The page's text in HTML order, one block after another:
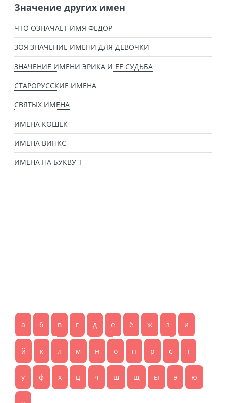
Значение других имен
ЧТО ОЗНАЧАЕТ ИМЯ ФЁДОР
ЗОЯ ЗНАЧЕНИЕ ИМЕНИ ДЛЯ ДЕВОЧКИ
ЗНАЧЕНИЕ ИМЕНИ ЭРИКА И ЕЕ СУДЬБА
СТАРОРУССКИЕ ИМЕНА
СВЯТЫХ ИМЕНА
ИМЕНА КОШЕК
ИМЕНА ВИНКС
ИМЕНА НА БУКВУ Т
а б в г д е ё ж з и
й к л м н о п р с т
у ф х ц ч ш щ ы э ю